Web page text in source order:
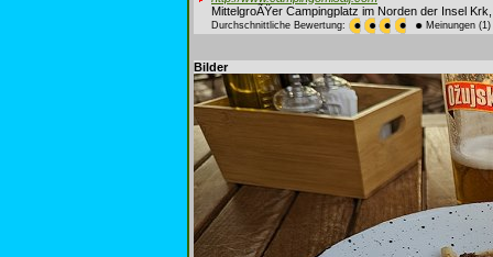
MittelgroÃŸer Campingplatz im Norden der Insel
Durchschnittliche Bewertung: Meinungen (1)
Bilder